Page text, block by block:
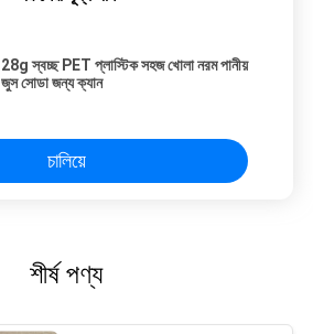
28g স্বচ্ছ PET প্লাস্টিক সহজ খোলা নরম পানীয়
জুস সোডা জন্য ক্যান
চালিয়ে
শীর্ষ পণ্য